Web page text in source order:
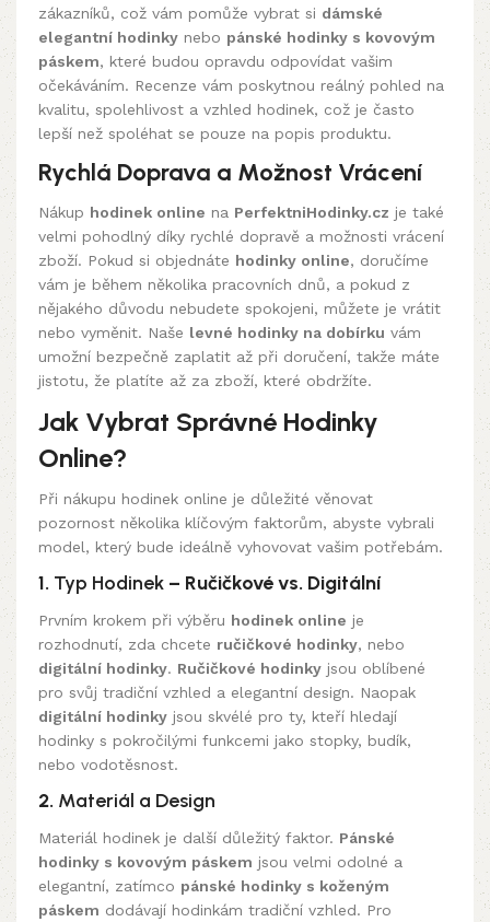
zákazníků, což vám pomůže vybrat si dámské
elegantní hodinky nebo pánské hodinky s kovovým
páskem, které budou opravdu odpovídat vašim
očekáváním. Recenze vám poskytnou reálný pohled na
kvalitu, spolehlivost a vzhled hodinek, což je často
lepší než spoléhat se pouze na popis produktu.
Rychlá Doprava a Možnost Vrácení
Nákup hodinek online na PerfektniHodinky.cz je také
velmi pohodlný díky rychlé dopravě a možnosti vrácení
zboží. Pokud si objednáte hodinky online, doručíme
vám je během několika pracovních dnů, a pokud z
nějakého důvodu nebudete spokojeni, můžete je vrátit
nebo vyměnit. Naše levné hodinky na dobírku vám
umožní bezpečně zaplatit až při doručení, takže máte
jistotu, že platíte až za zboží, které obdržíte.
Jak Vybrat Správné Hodinky
Online?
Při nákupu hodinek online je důležité věnovat
pozornost několika klíčovým faktorům, abyste vybrali
model, který bude ideálně vyhovovat vašim potřebám.
1. Typ Hodinek – Ručičkové vs. Digitální
Prvním krokem při výběru hodinek online je
rozhodnutí, zda chcete ručičkové hodinky, nebo
digitální hodinky. Ručičkové hodinky jsou oblíbené
pro svůj tradiční vzhled a elegantní design. Naopak
digitální hodinky jsou skvélé pro ty, kteří hledají
hodinky s pokročilými funkcemi jako stopky, budík,
nebo vodotěsnost.
2. Materiál a Design
Materiál hodinek je další důležitý faktor. Pánské
hodinky s kovovým páskem jsou velmi odolné a
elegantní, zatímco pánské hodinky s koženým
páskem dodávají hodinkám tradiční vzhled. Pro